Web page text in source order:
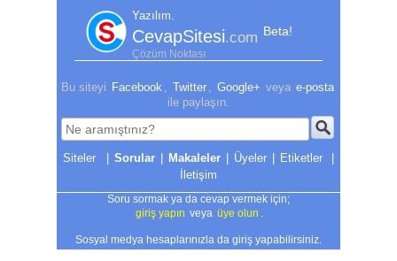
Yazılım.
CevapSitesi.com Beta!
Çözüm Noktası
Bu siteyi Facebook Twitter Google+ veya e-posta
ile paylaşın.
| Sorular | Makaleler | Üyeler | Etiketler
|
İletişim
Soru sormak ya da cevap vermek için;
giriş yapın veya üye olun
Sosyal medya hesaplarınızla da giriş yapabilirsiniz.